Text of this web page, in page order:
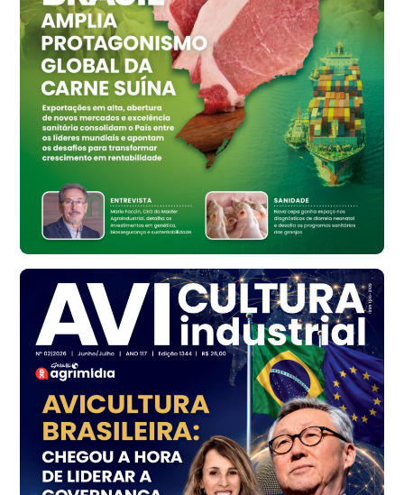
Vermelho
R$ 159,31
cx
Ovo Branco - Regional
Bastos (SP)
R$ 134,42
cx
Ovo Vermelho - Regional
Bastos (SP)
R$ 148,56
Frango - Indicador
R$ 7,16
kg
Frango - Indicador
R$ 7,18
Trigo Atacado - Regional
PR